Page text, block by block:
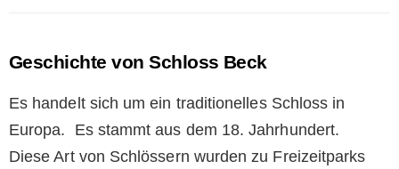
Geschichte von Schloss Beck
Es handelt sich um ein traditionelles Schloss in
Europa. Es stammt aus dem 18. Jahrhundert.
Diese Art von Schlössern wurden zu Freizeitparks